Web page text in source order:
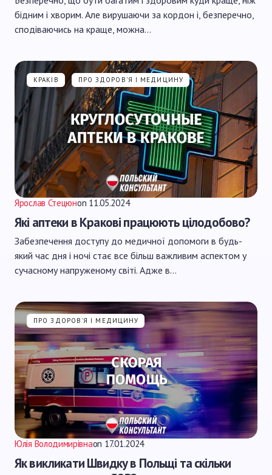
бідним і хворим. Але вирушаючи за кордон і, безперечно,
сподіваючись на краще, можна…
КРАКІВ ПРО ЗДОРОВ'Я І МЕДИЦИНУ
Ярослав Стецюнon 11.05.2024
Які аптеки в Кракові працюють цілодобово?
Забезпечення доступу до медичної допомоги в будь-
який час дня і ночі стає все більш важливим аспектом у
сучасному напруженому світі. Адже в…
ПРО ЗДОРОВ'Я І МЕДИЦИНУ
Юлія Володимирівнаon 17.01.2024
Як викликати Швидку в Польщі та скільки